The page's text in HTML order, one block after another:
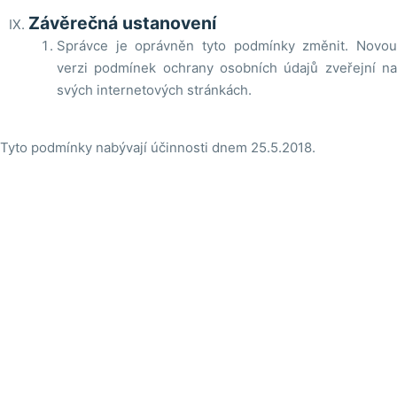
Závěrečná ustanovení
Správce je oprávněn tyto podmínky změnit. Novou
verzi podmínek ochrany osobních údajů zveřejní na
svých internetových stránkách.
Tyto podmínky nabývají účinnosti dnem 25.5.2018.